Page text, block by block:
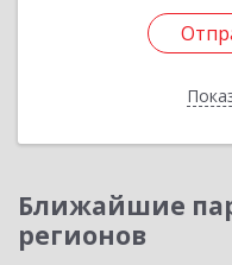
Ближайшие
регионов